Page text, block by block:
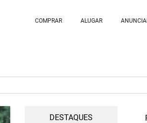
COMPRAR ALUGAR
DESTAQUES